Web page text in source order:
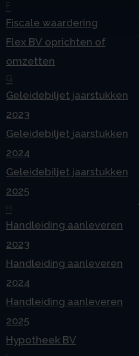
F
Fiscale waardering
Flex BV oprichten of
omzetten
G
Geleidebiljet jaarstukken
2023
Geleidebiljet jaarstukken
2024
Geleidebiljet jaarstukken
2025
H
Handleiding aanleveren
2023
Handleiding aanleveren
2024
Handleiding aanleveren
2025
Hypotheek BV